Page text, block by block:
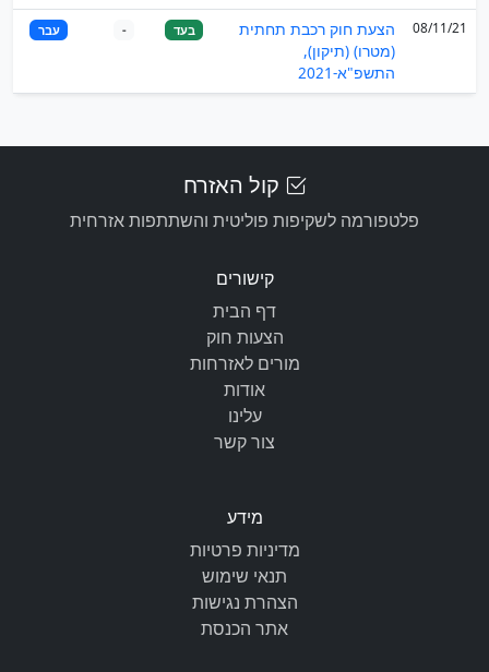
08/11/21
הצעת חוק רכבת תחתית
(מטרו) (תיקון),
התשפ"א-2021
בעד - עבר
קול האזרח
פלטפורמה לשקיפות פוליטית והשתתפות אזרחית
קישורים
דף הבית
הצעות חוק
מורים לאזרחות
אודות
עלינו
צור קשר
מידע
מדיניות פרטיות
תנאי שימוש
הצהרת נגישות
אתר הכנסת